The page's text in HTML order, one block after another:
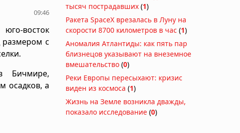
09:46
восток
размером с
Бичмире,
осадков, а
тысяч пострадавших (1)
Ракета SpaceX врезалась в Луну на
скорости 8700 километров в час (1)
Аномалия Атлантиды: как пять пар
близнецов указывают на внеземное
вмешательство (0)
Реки Европы пересыхают: кризис
виден из космоса (1)
Жизнь на Земле возникла дважды,
показало исследование (0)